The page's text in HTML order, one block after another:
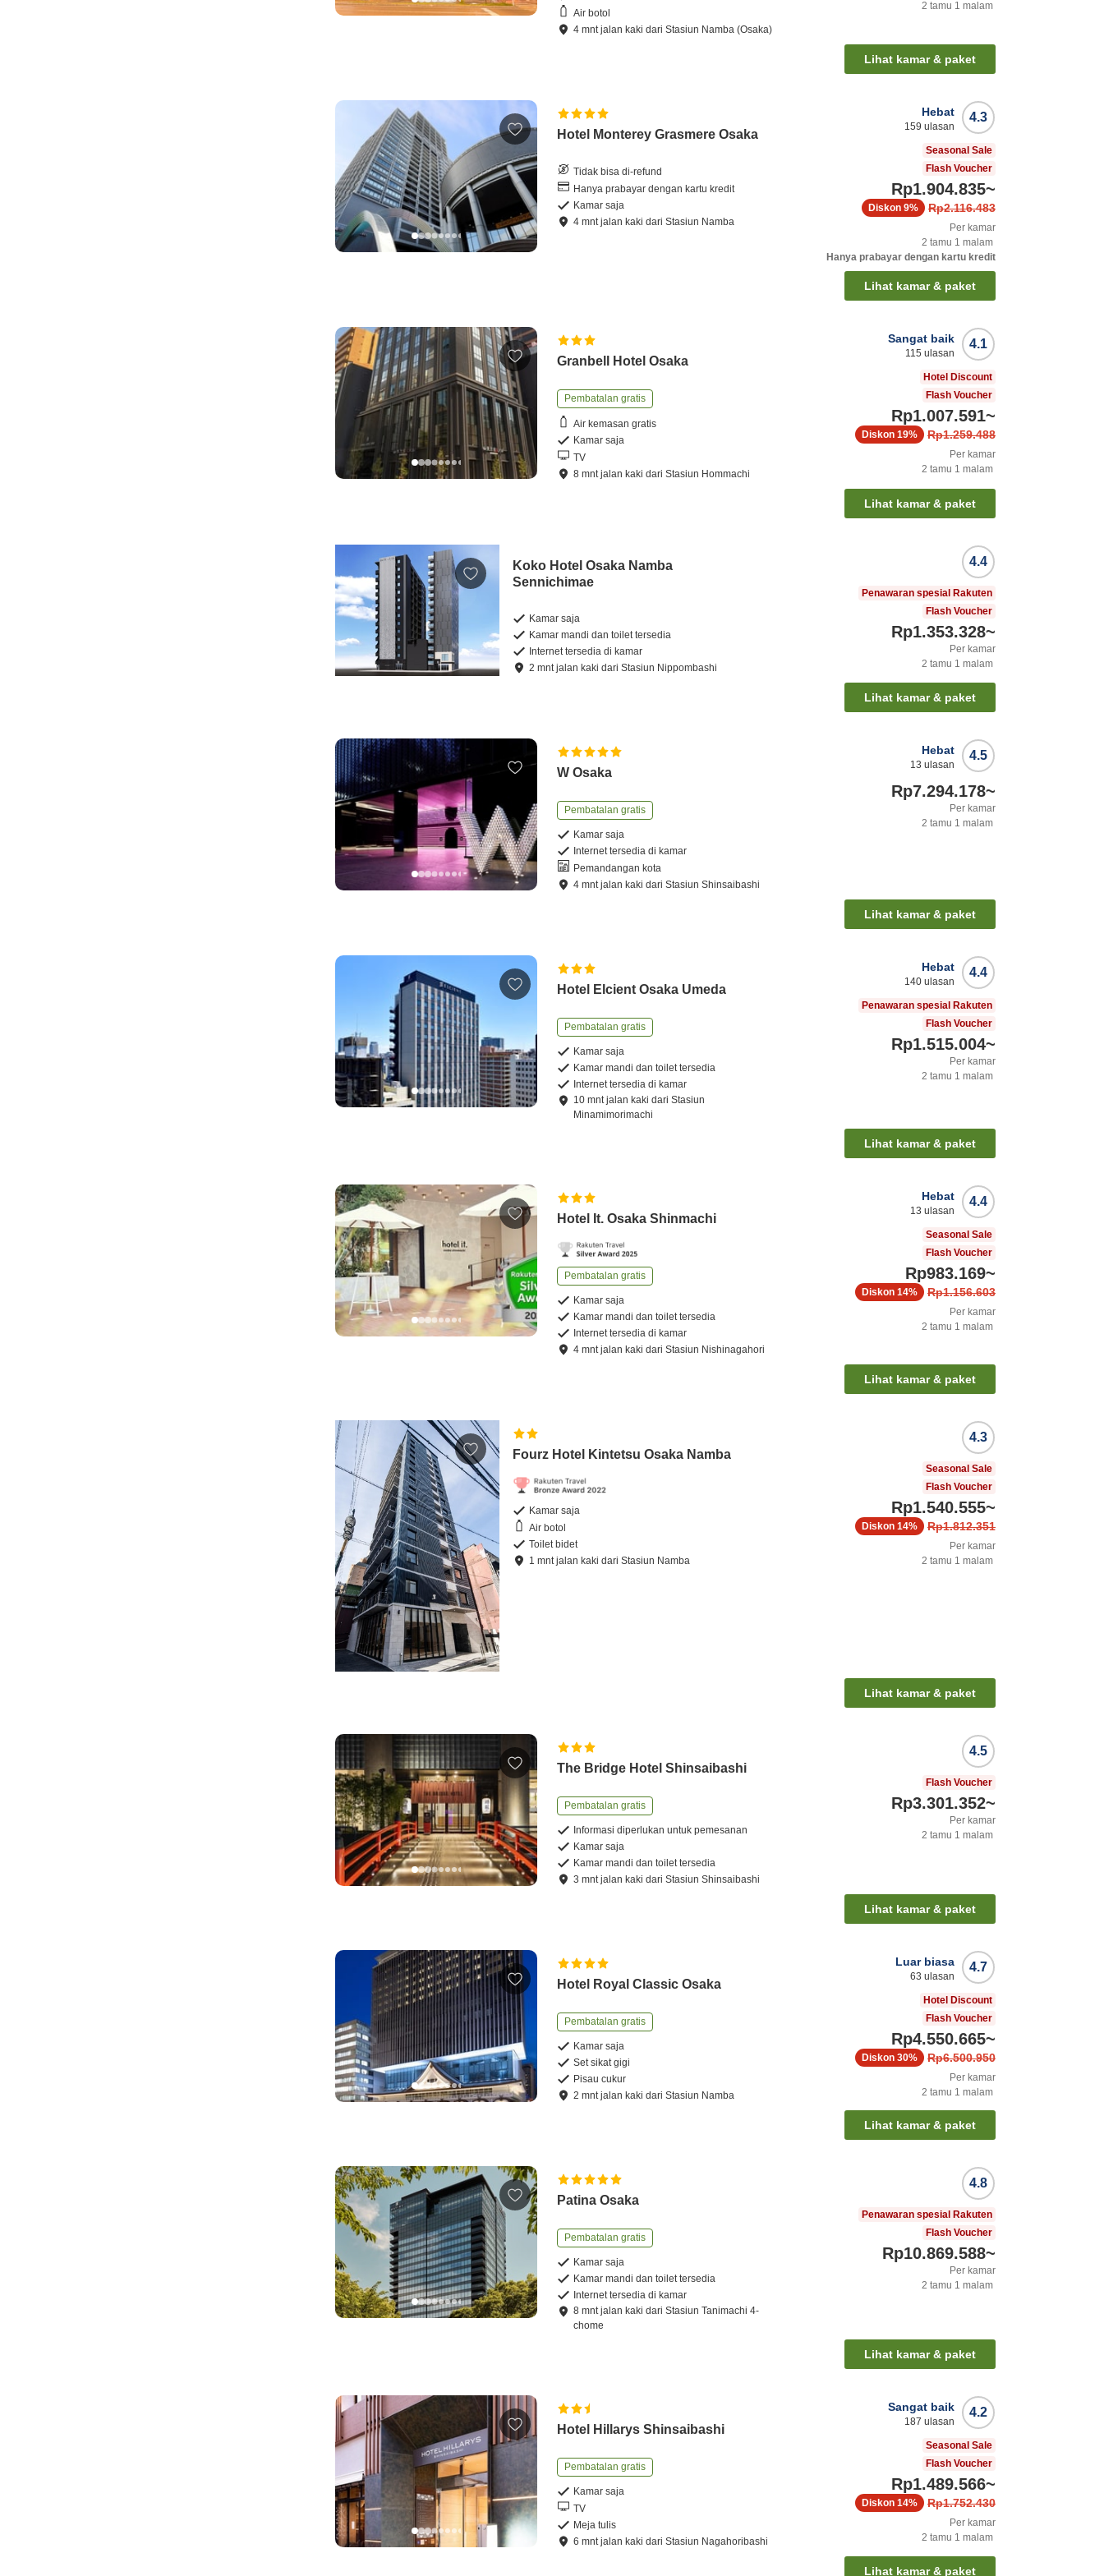
Air botol
4 mntjalan kaki dariStasiun Namba (Osaka)
2 tamu 1 malam
Lihat kamar & paket
Hotel Monterey Grasmere Osaka
Tidak bisa di-refund
Hanya prabayar dengan kartu kredit
Kamar saja
4 mntjalan kaki dariStasiun Namba
4.3
Hebat
159 ulasan
Seasonal Sale
Flash Voucher
Rp1.904.835~
Rp2.116.483
Diskon 9%
Per kamar
2 tamu 1 malam
Hanya prabayar dengan kartu kredit
Lihat kamar & paket
Granbell Hotel Osaka
Pembatalan gratis
Air kemasan gratis
Kamar saja
TV
8 mntjalan kaki dariStasiun Hommachi
4.1
Sangat baik
115 ulasan
Hotel Discount
Flash Voucher
Rp1.007.591~
Rp1.259.488
Diskon 19%
Per kamar
2 tamu 1 malam
Lihat kamar & paket
Koko Hotel Osaka Namba
Sennichimae
Kamar saja
Kamar mandi dan toilet tersedia
Internet tersedia di kamar
2 mntjalan kaki dariStasiun Nippombashi
4.4
Penawaran spesial Rakuten
Flash Voucher
Rp1.353.328~
Per kamar
2 tamu 1 malam
Lihat kamar & paket
W Osaka
Pembatalan gratis
Kamar saja
Internet tersedia di kamar
Pemandangan kota
4 mntjalan kaki dariStasiun Shinsaibashi
4.5
Hebat
13 ulasan
Rp7.294.178~
Per kamar
2 tamu 1 malam
Lihat kamar & paket
Hotel Elcient Osaka Umeda
Pembatalan gratis
Kamar saja
Kamar mandi dan toilet tersedia
Internet tersedia di kamar
10 mntjalan kaki dariStasiun
Minamimorimachi
4.4
Hebat
140 ulasan
Penawaran spesial Rakuten
Flash Voucher
Rp1.515.004~
Per kamar
2 tamu 1 malam
Lihat kamar & paket
Hotel It. Osaka Shinmachi
Pembatalan gratis
Kamar saja
Kamar mandi dan toilet tersedia
Internet tersedia di kamar
4 mntjalan kaki dariStasiun Nishinagahori
4.4
Hebat
13 ulasan
Seasonal Sale
Flash Voucher
Rp983.169~
Rp1.156.603
Diskon 14%
Per kamar
2 tamu 1 malam
Lihat kamar & paket
Fourz Hotel Kintetsu Osaka Namba
Kamar saja
Air botol
Toilet bidet
1 mntjalan kaki dariStasiun Namba
4.3
Seasonal Sale
Flash Voucher
Rp1.540.555~
Rp1.812.351
Diskon 14%
Per kamar
2 tamu 1 malam
Lihat kamar & paket
The Bridge Hotel Shinsaibashi
Pembatalan gratis
Informasi diperlukan untuk pemesanan
Kamar saja
Kamar mandi dan toilet tersedia
3 mntjalan kaki dariStasiun Shinsaibashi
4.5
Flash Voucher
Rp3.301.352~
Per kamar
2 tamu 1 malam
Lihat kamar & paket
Hotel Royal Classic Osaka
Pembatalan gratis
Kamar saja
Set sikat gigi
Pisau cukur
2 mntjalan kaki dariStasiun Namba
4.7
Luar biasa
63 ulasan
Hotel Discount
Flash Voucher
Rp4.550.665~
Rp6.500.950
Diskon 30%
Per kamar
2 tamu 1 malam
Lihat kamar & paket
Patina Osaka
Pembatalan gratis
Kamar saja
Kamar mandi dan toilet tersedia
Internet tersedia di kamar
8 mntjalan kaki dariStasiun Tanimachi 4-
chome
4.8
Penawaran spesial Rakuten
Flash Voucher
Rp10.869.588~
Per kamar
2 tamu 1 malam
Lihat kamar & paket
Hotel Hillarys Shinsaibashi
Pembatalan gratis
Kamar saja
TV
Meja tulis
6 mntjalan kaki dariStasiun Nagahoribashi
4.2
Sangat baik
187 ulasan
Seasonal Sale
Flash Voucher
Rp1.489.566~
Rp1.752.430
Diskon 14%
Per kamar
2 tamu 1 malam
Lihat kamar & paket